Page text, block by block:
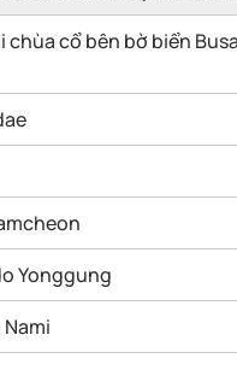
chùa cổ bên bờ biển
Yonggung